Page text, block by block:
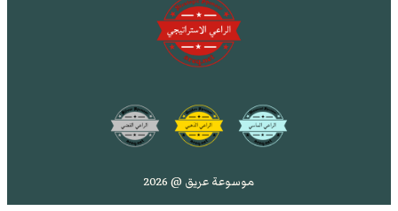
موسوعة عريق @ 2026